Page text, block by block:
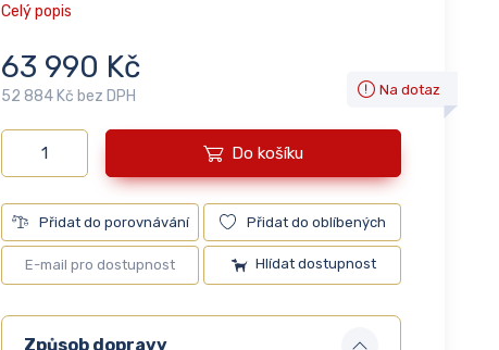
Celý popis
63 990 Kč
52 884 Kč bez DPH Na dotaz
Do košíku
Přidat do porovnávání Přidat do oblíbených
Hlídat dostupnost
Způsob dopravy